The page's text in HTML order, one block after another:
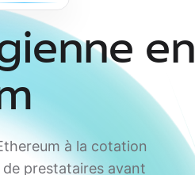
en
à la cotation
prestataires avant